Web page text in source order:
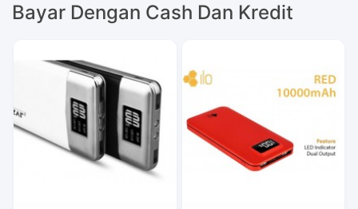
Bayar Dengan Cash Dan Kredit